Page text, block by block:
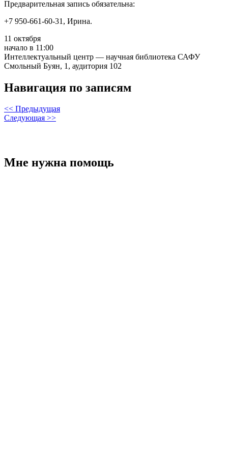
Предварительная запись обязательна:
+7 950-661-60-31, Ирина.
11 октября
начало в 11:00
Интеллектуальный центр — научная библиотека САФУ
Смольный Буян, 1, аудитория 102
Навигация по записям
<< Предыдущая
Следующая >>
Мне нужна помощь